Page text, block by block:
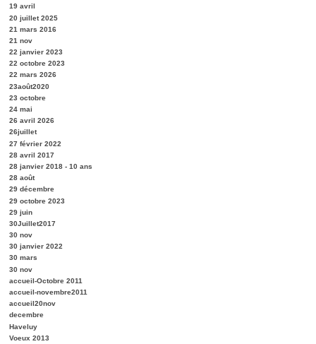
19 avril
20 juillet 2025
21 mars 2016
21 nov
22 janvier 2023
22 octobre 2023
22 mars 2026
23août2020
23 octobre
24 mai
26 avril 2026
26juillet
27 février 2022
28 avril 2017
28 janvier 2018 - 10 ans
28 août
29 décembre
29 octobre 2023
29 juin
30Juillet2017
30 nov
30 janvier 2022
30 mars
30 nov
accueil-Octobre 2011
accueil-novembre2011
accueil20nov
decembre
Haveluy
Voeux 2013